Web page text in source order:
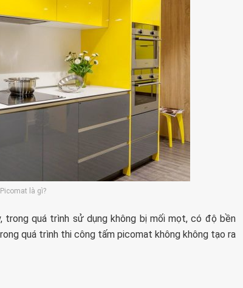
là gì?
trong quá trình sử dụng không bị mối mọt, có độ bền
quá trình thi công tấm picomat không không tạo ra